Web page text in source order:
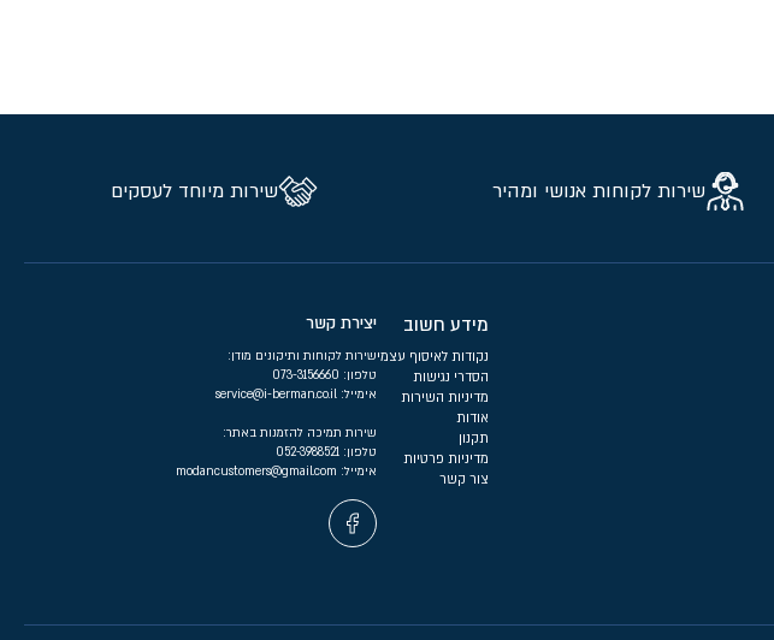
שירות לקוחות אנושי ומהיר שירות מיוחד לעסקים
מידע חשוב
נקודות לאיסוף עצמי
הסדרי נגישות
מדיניות השירות
אודות
תקנון
מדיניות פרטיות
צור קשר
יצירת קשר
שירות לקוחות ותיקונים מודן:
טלפון:
אימייל:
שירות תמיכה להזמנות באתר:
טלפון:
אימייל: